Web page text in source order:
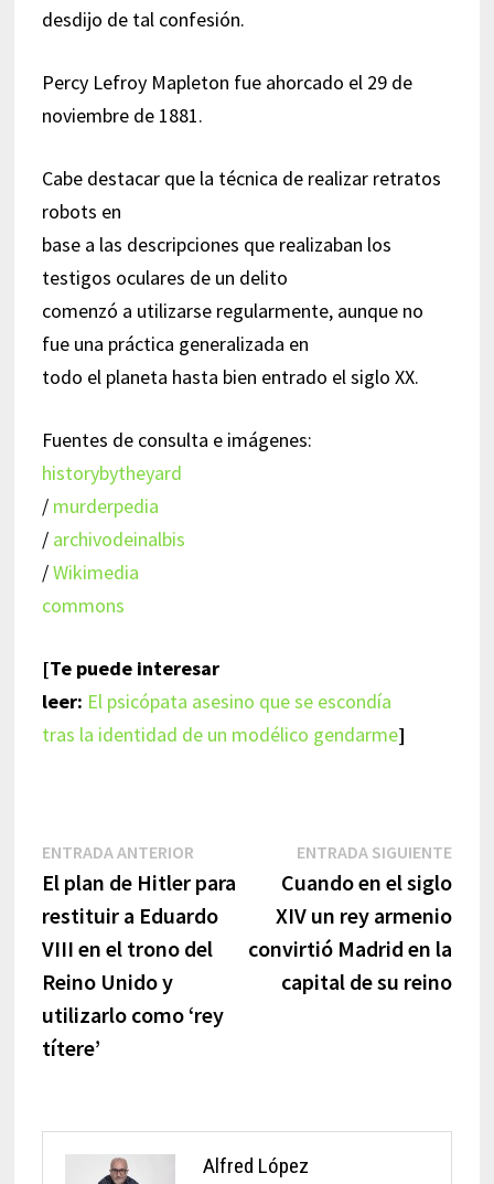
desdijo de tal confesión.
Percy Lefroy Mapleton fue ahorcado el 29 de
noviembre de 1881.
Cabe destacar que la técnica de realizar retratos
robots en
base a las descripciones que realizaban los
testigos oculares de un delito
comenzó a utilizarse regularmente, aunque no
fue una práctica generalizada en
todo el planeta hasta bien entrado el siglo XX.
Fuentes de consulta e imágenes:
historybytheyard
/ murderpedia
/ archivodeinalbis
/Wikimedia
commons
[Te puede interesar
leer: El psicópata asesino que se escondía
tras la identidad de un modélico gendarme]
Navegación
de
entradas
ENTRADA ANTERIOREntrada
anterior:
El plan de Hitler para
restituir a Eduardo
VIII en el trono del
Reino Unido y
utilizarlo como ‘rey
títere’
ENTRADA SIGUIENTE
Cuando en el siglo
XIV un rey armenio
convirtió Madrid en la
capital de su reino
Alfred López